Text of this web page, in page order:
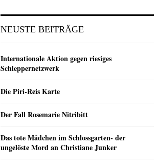
NEUSTE BEITRÄGE
Internationale Aktion gegen riesiges
Schleppernetzwerk
Die Piri-Reis Karte
Der Fall Rosemarie Nitribitt
Das tote Mädchen im Schlossgarten- der
ungelöste Mord an Christiane Junker